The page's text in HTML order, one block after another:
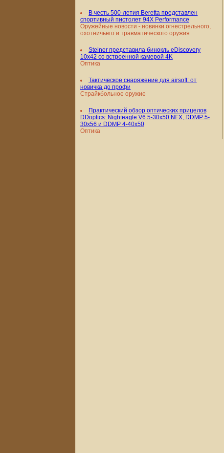
В честь 500-летия Beretta представлен
спортивный пистолет 94X Performance
Оружейные новости - новинки огнестрельного,
охотничьего и травматического оружия
Steiner представила бинокль eDiscovery
10x42 со встроенной камерой 4K
Оптика
Тактическое снаряжение для airsoft: от
новичка до профи
Страйкбольное оружие
Практический обзор оптических прицелов
DDoptics: Nighteagle V6 5-30x50 NFX, DDMP 5-
30x56 и DDMP 4-40x50
Оптика